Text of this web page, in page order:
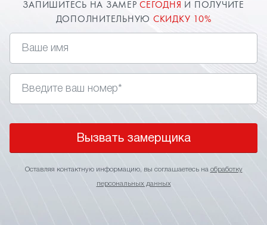
ЗАПИШИТЕСЬ НА ЗАМЕРСЕГОДНЯ И ПОЛУЧИТЕ
ДОПОЛНИТЕЛЬНУЮ СКИДКУ 10%
Вызвать замерщика
Оставляя контактную информацию, вы соглашаетесь на обработку
персональных данных